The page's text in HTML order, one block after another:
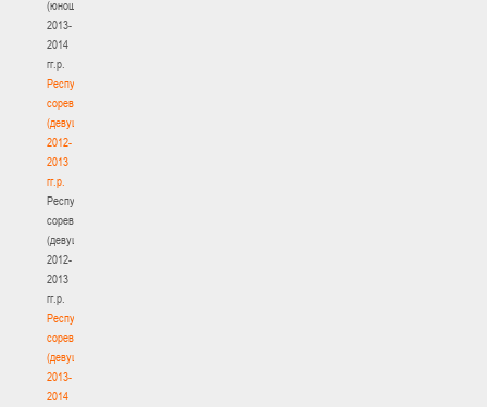
(юноши)
2013-
2014
гг.р.
Республиканские
соревнования
(девушки)
2012-
2013
гг.р.
Республиканские
соревнования
(девушки)
2012-
2013
гг.р.
Республиканские
соревнования
(девушки)
2013-
2014